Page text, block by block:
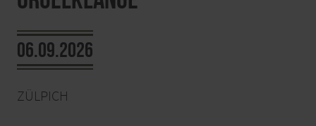
06.09.2026
ZÜLPICH